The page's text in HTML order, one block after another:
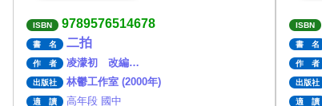
ISBN 9789576514678
書 名 二拍
作 者 凌濛初 改編…
出版社 林鬱工作室 (2000年)
適 讀 高年段 國中
ISBN
書 名
作 者
出版社
適 讀